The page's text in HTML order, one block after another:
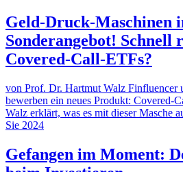
Geld-Druck-Maschinen
Sonderangebot! Schnell
Covered-Call-ETFs?
von Prof. Dr. Hartmut Walz Finfluencer
bewerben ein neues Produkt: Covered-
Walz erklärt, was es mit dieser Masche
Sie 2024
Gefangen im Moment: